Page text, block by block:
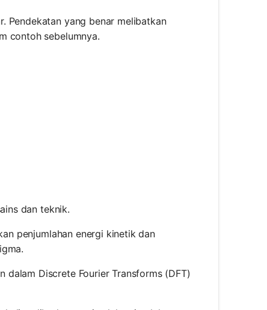
Pendekatan yang benar melibatkan
contoh sebelumnya.
dan teknik.
penjumlahan energi kinetik dan
dalam Discrete Fourier Transforms (DFT)